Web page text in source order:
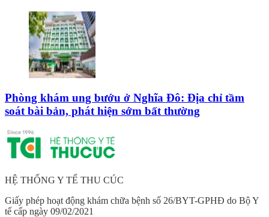
Phòng khám ung bướu ở Nghĩa Đô: Địa chỉ tầm
soát bài bản, phát hiện sớm bất thường
HỆ THỐNG Y TẾ THU CÚC
Giấy phép hoạt động khám chữa bệnh số 26/BYT-GPHĐ do Bộ Y
tế cấp ngày 09/02/2021